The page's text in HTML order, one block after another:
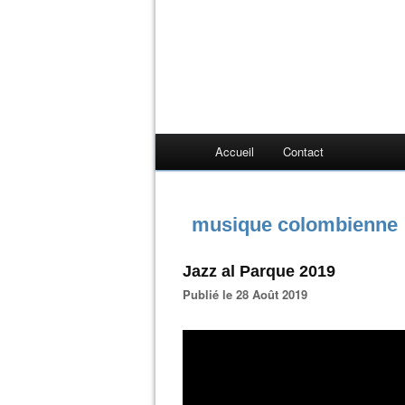
Accueil Contact
musique colombienne
Jazz al Parque 2019
Publié le 28 Août 2019